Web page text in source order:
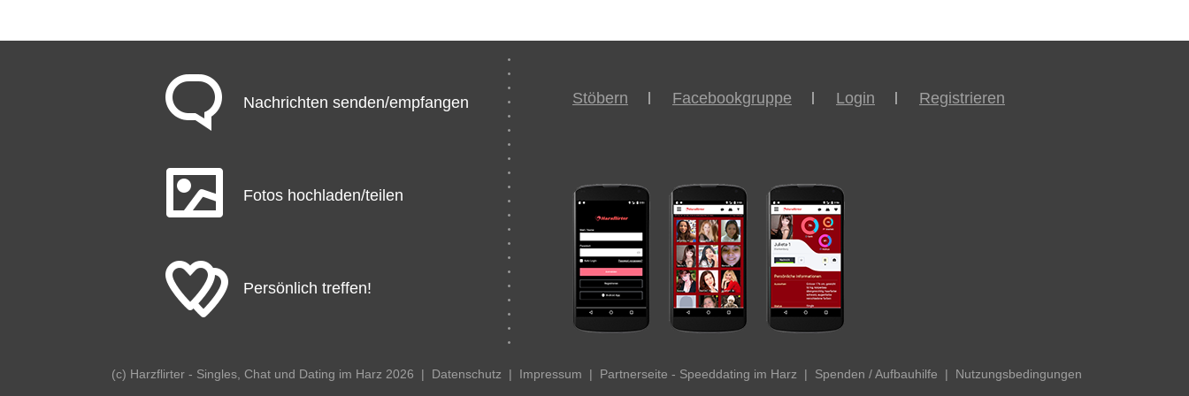
Nachrichten senden/empfangen
Fotos hochladen/teilen
Persönlich treffen!
Stöbern Facebookgruppe Login Registrieren
(c) Harzflirter - Singles, Chat und Dating im Harz 2026 | Datenschutz | Impressum | Partnerseite - Speeddating im Harz | Spenden / Aufbauhilfe | Nutzungsbedingungen